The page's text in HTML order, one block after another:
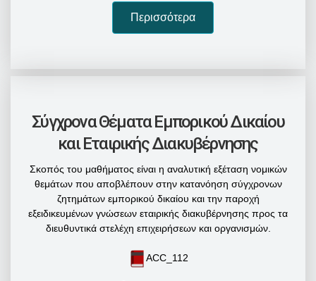
Περισσότερα
Σύγχρονα Θέματα Εμπορικού Δικαίου
και Εταιρικής Διακυβέρνησης
Σκοπός του μαθήματος είναι η αναλυτική εξέταση νομικών
θεμάτων που αποβλέπουν στην κατανόηση σύγχρονων
ζητημάτων εμπορικού δικαίου και την παροχή
εξειδικευμένων γνώσεων εταιρικής διακυβέρνησης προς τα
διευθυντικά στελέχη επιχειρήσεων και οργανισμών.
ACC_112